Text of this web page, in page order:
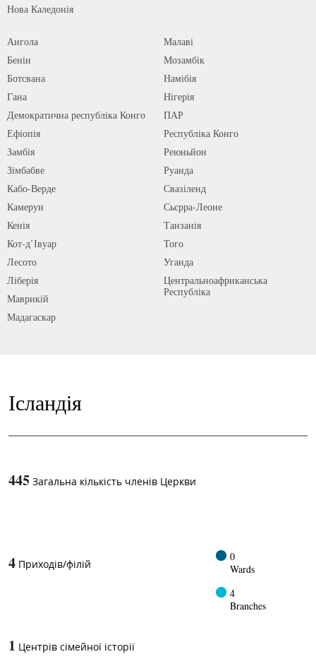
Нова Каледонія
Ангола
Бенін
Ботсвана
Гана
Демократична республіка Конго
Ефіопія
Замбія
Зімбабве
Кабо-Верде
Камерун
Кенія
Кот-д’Івуар
Лесото
Ліберія
Маврикій
Мадагаскар
Малаві
Мозамбік
Намібія
Нігерія
ПАР
Республіка Конго
Реюньйон
Руанда
Свазіленд
Сьєрра-Леоне
Танзанія
Того
Уганда
Центральноафриканська
Республіка
Ісландія
445 Загальна кількість членів Церкви
4 Приходів/філій
0
Wards
4
Branches
1 Центрів сімейної історії